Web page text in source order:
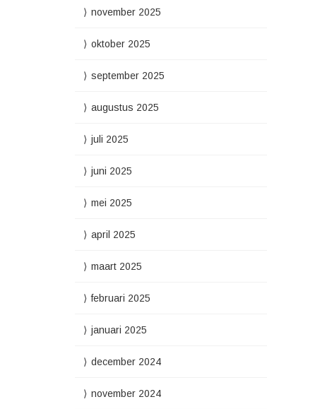
november 2025
oktober 2025
september 2025
augustus 2025
juli 2025
juni 2025
mei 2025
april 2025
maart 2025
februari 2025
januari 2025
december 2024
november 2024